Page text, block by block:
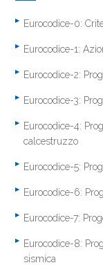
Eurocodice-0:
Eurocodice-1:
Eurocodice-2:
Eurocodice-3:
Eurocodice-4:
calcestruzzo
Eurocodice-5:
Eurocodice-6:
Eurocodice-7:
Eurocodice-8:
sismica